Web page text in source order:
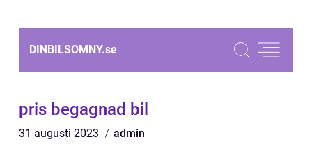
DINBILSOMNY.se
pris begagnad bil
31 augusti 2023 admin